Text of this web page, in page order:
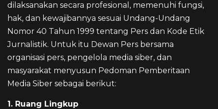
dilaksanakan secara profesional, memenuhi fungsi,
hak, dan kewajibannya sesuai Undang-Undang
Nomor 40 Tahun 1999 tentang Pers dan Kode Etik
Jurnalistik. Untuk itu Dewan Pers bersama
organisasi pers, pengelola media siber, dan
masyarakat menyusun Pedoman Pemberitaan
Media Siber sebagai berikut:
1. Ruang Lingkup